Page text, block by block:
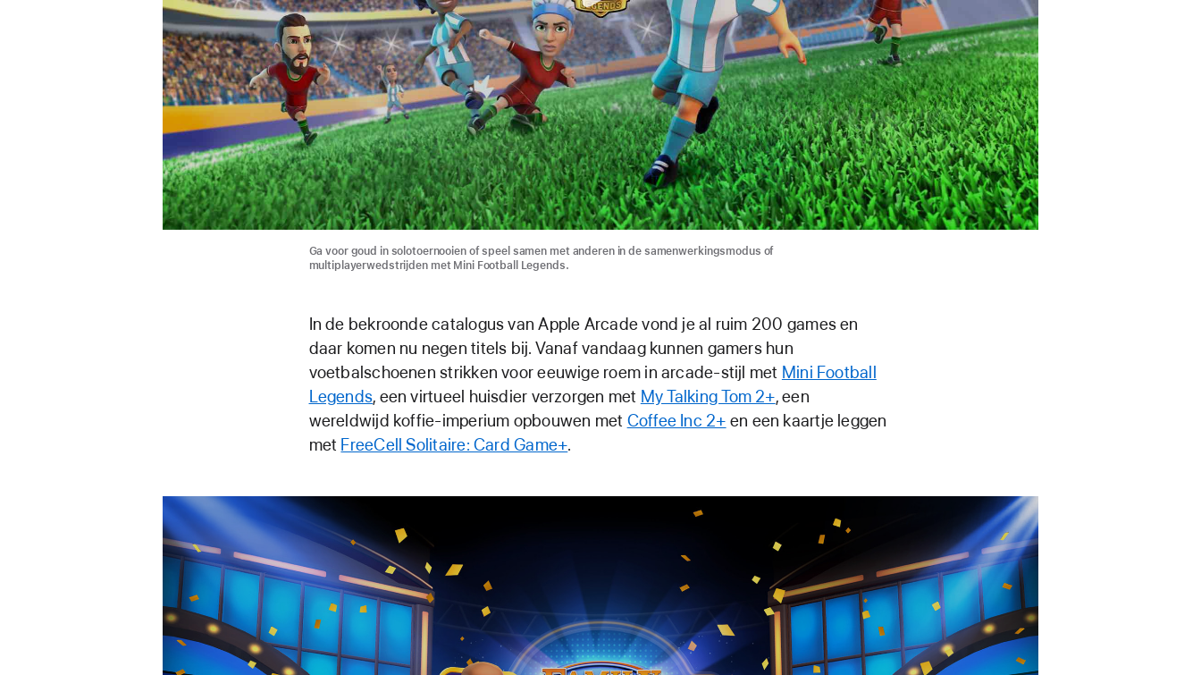
Ga voor goud in solotoernooien of speel samen met anderen in de samenwerkingsmodus of
multiplayerwedstrijden met Mini Football Legends.
In de bekroonde catalogus van Apple Arcade vond je al ruim 200 games en
daar komen nu negen titels bij. Vanaf vandaag kunnen gamers hun
voetbalschoenen strikken voor eeuwige roem in arcade-stijl met Mini Football
Legends, een virtueel huisdier verzorgen met My Talking Tom 2+, een
wereldwijd koffie-imperium opbouwen met Coffee Inc 2+ en een kaartje leggen
met FreeCell Solitaire: Card Game+.